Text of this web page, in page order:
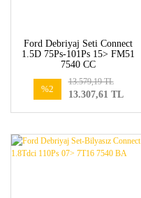
Ford Debriyaj Seti Connect
1.5D 75Ps-101Ps 15> FM51
7540 CC
%2
13.307,61 TL
13.579,19 TL